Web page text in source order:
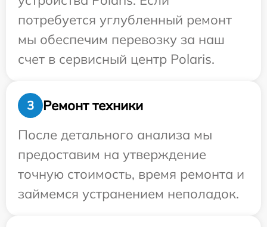
потребуется углубленный ремонт
мы обеспечим перевозку за наш
счет в сервисный центр Polaris.
3
Ремонт техники
После детального анализа мы
предоставим на утверждение
точную стоимость, время ремонта и
займемся устранением неполадок.